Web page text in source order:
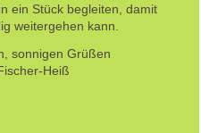
ein Stück begleiten, damit
weitergehen kann.
sonnigen Grüßen
Heiß